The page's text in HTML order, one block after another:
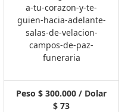
Peso $ 300.000 / Dolar
$ 73